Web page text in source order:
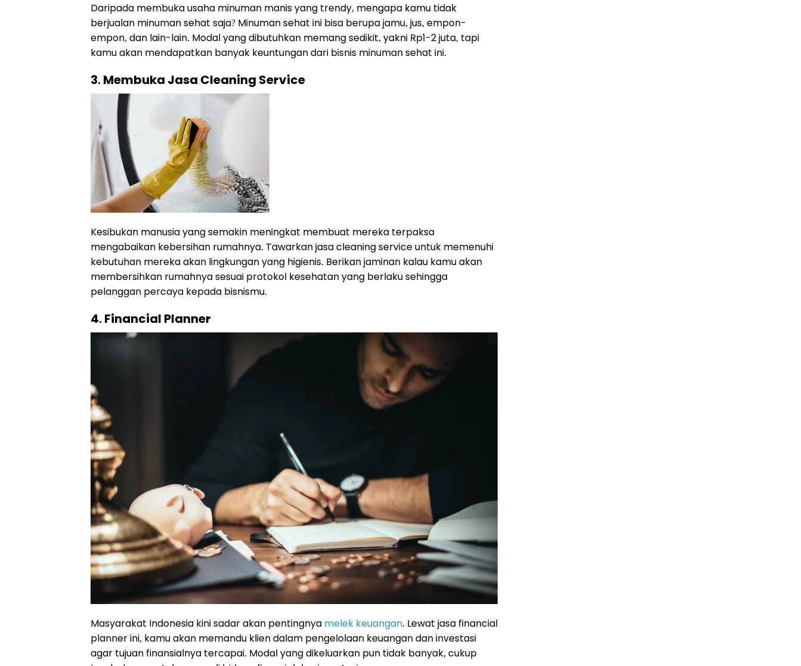
Daripada membuka usaha minuman manis yang trendy, mengapa kamu tidak
berjualan minuman sehat saja? Minuman sehat ini bisa berupa jamu, jus, empon-
empon, dan lain-lain. Modal yang dibutuhkan memang sedikit, yakni Rp1-2 juta, tapi
kamu akan mendapatkan banyak keuntungan dari bisnis minuman sehat ini.
3. Membuka Jasa Cleaning Service
Kesibukan manusia yang semakin meningkat membuat mereka terpaksa
mengabaikan kebersihan rumahnya. Tawarkan jasacleaning serviceuntuk memenuhi
kebutuhan mereka akan lingkungan yang higienis. Berikan jaminan kalau kamu akan
membersihkan rumahnya sesuai protokol kesehatan yang berlaku sehingga
pelanggan percaya kepada bisnismu.
4. Financial Planner
Masyarakat Indonesia kini sadar akan pentingnya melek keuangan. Lewat jasa financial
plannerini, kamu akan memandu klien dalam pengelolaan keuangan dan investasi
agar tujuan finansialnya tercapai. Modal yang dikeluarkan pun tidak banyak, cukup